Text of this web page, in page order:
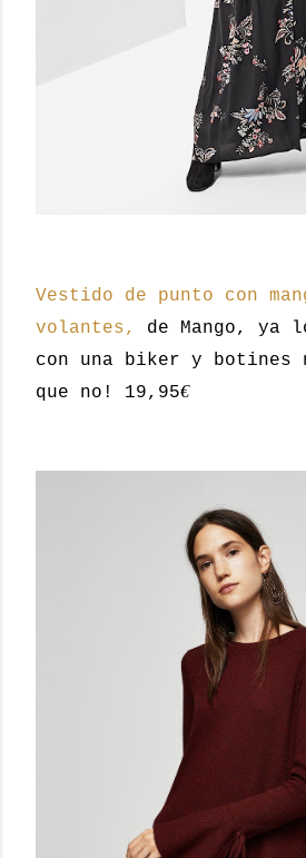
Vestido de punto con
volantes,
de Mango, ya
con una biker y botines
que no! 19,95€